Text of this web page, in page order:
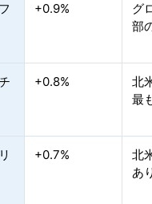
+0.9%
グ
部
+0.8%
北
最
+0.7%
北
あ